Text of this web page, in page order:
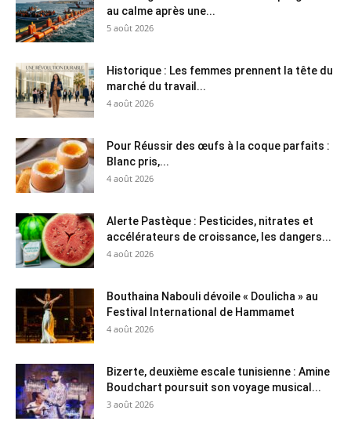
au calme après une...
5 août 2026
Historique : Les femmes prennent la tête du
marché du travail...
4 août 2026
Pour Réussir des œufs à la coque parfaits :
Blanc pris,...
4 août 2026
Alerte Pastèque : Pesticides, nitrates et
accélérateurs de croissance, les dangers...
4 août 2026
Bouthaina Nabouli dévoile « Doulicha » au
Festival International de Hammamet
4 août 2026
Bizerte, deuxième escale tunisienne : Amine
Boudchart poursuit son voyage musical...
3 août 2026